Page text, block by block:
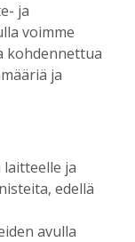
järjestetään
kultaa Kuopio
jälkeen
ja
voimme
kohdennettua
ja
ja
edellä
avulla